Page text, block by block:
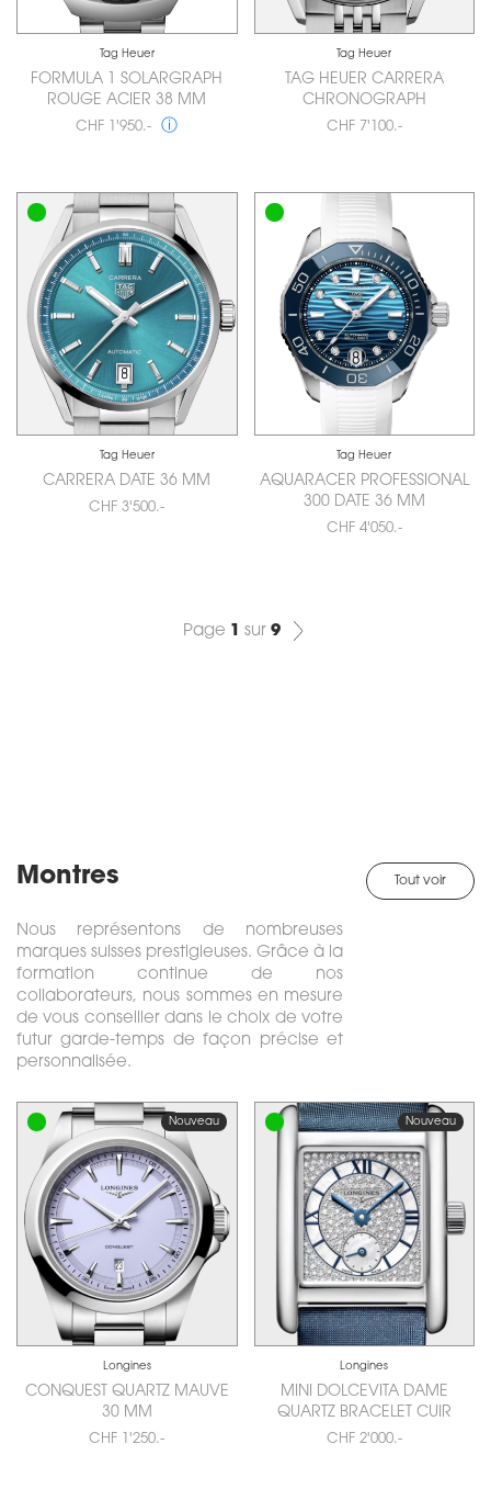
Tag Heuer
FORMULA 1 SOLARGRAPH
ROUGE ACIER 38 MM
CHF 1'950.- ⓘ
Tag Heuer
TAG HEUER CARRERA
CHRONOGRAPH
CHF 7'100.-
Tag Heuer
CARRERA DATE 36 MM
CHF 3'500.-
Tag Heuer
AQUARACER PROFESSIONAL
300 DATE 36 MM
CHF 4'050.-
Page 1 sur 9
Montres
Nous représentons de nombreuses
marques suisses prestigieuses. Grâce à la
formation continue de nos
collaborateurs, nous sommes en mesure
de vous conseiller dans le choix de votre
futur garde-temps de façon précise et
personnalisée.
Tout voir
Nouveau
Longines
CONQUEST QUARTZ MAUVE
30 MM
CHF 1'250.-
Nouveau
Longines
MINI DOLCEVITA DAME
QUARTZ BRACELET CUIR
CHF 2'000.-